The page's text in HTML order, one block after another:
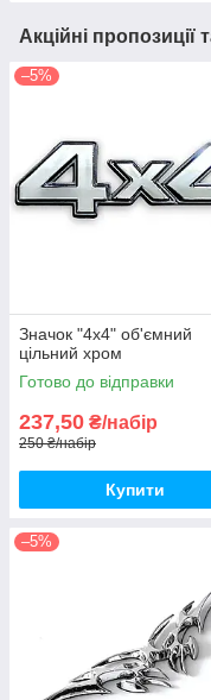
Акційні пропозиції
–5%
Значок "4х4" об'ємний
цільний хром
Готово до відправки
237,50 ₴/набір
250 ₴/набір
Купити
–5%